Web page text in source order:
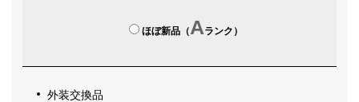
ほぼ新品（Aランク）
外装交換品